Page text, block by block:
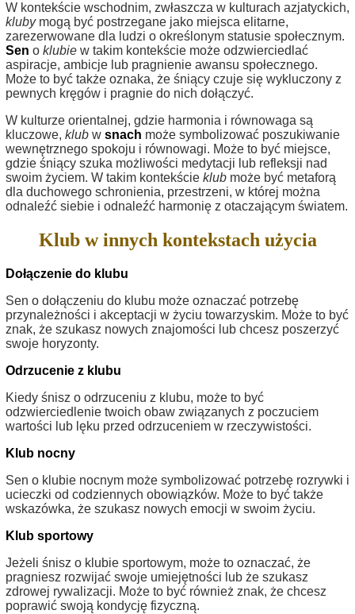
W kontekście wschodnim, zwłaszcza w kulturach azjatyckich,
klubymogą być postrzegane jako miejsca elitarne,
zarezerwowane dla ludzi o określonym statusie społecznym.
Sen o klubie w takim kontekście może odzwierciedlać
aspiracje, ambicje lub pragnienie awansu społecznego.
Może to być także oznaka, że śniący czuje się wykluczony z
pewnych kręgów i pragnie do nich dołączyć.
W kulturze orientalnej, gdzie harmonia i równowaga są
kluczowe, klub w snach może symbolizować poszukiwanie
wewnętrznego spokoju i równowagi. Może to być miejsce,
gdzie śniący szuka możliwości medytacji lub refleksji nad
swoim życiem. W takim kontekście klub może być metaforą
dla duchowego schronienia, przestrzeni, w której można
odnaleźć siebie i odnaleźć harmonię z otaczającym światem.
Klub w innych kontekstach użycia
Dołączenie do klubu
Sen o dołączeniu do klubu może oznaczać potrzebę
przynależności i akceptacji w życiu towarzyskim. Może to być
znak, że szukasz nowych znajomości lub chcesz poszerzyć
swoje horyzonty.
Odrzucenie z klubu
Kiedy śnisz o odrzuceniu z klubu, może to być
odzwierciedlenie twoich obaw związanych z poczuciem
wartości lub lęku przed odrzuceniem w rzeczywistości.
Klub nocny
Sen o klubie nocnym może symbolizować potrzebę rozrywki i
ucieczki od codziennych obowiązków. Może to być także
wskazówka, że szukasz nowych emocji w swoim życiu.
Klub sportowy
Jeżeli śnisz o klubie sportowym, może to oznaczać, że
pragniesz rozwijać swoje umiejętności lub że szukasz
zdrowej rywalizacji. Może to być również znak, że chcesz
poprawić swoją kondycję fizyczną.